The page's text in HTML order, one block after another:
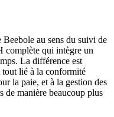
Beebole au sens du suivi de
complète qui intègre un
La différence est
tout lié à la conformité
la paie, et à la gestion des
de manière beaucoup plus